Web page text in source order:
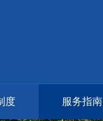
度 服务指南